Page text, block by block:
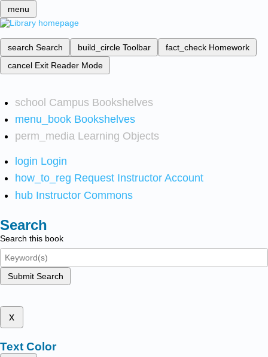
menu
search Search build_circle Toolbar fact_check Homework
cancel Exit Reader Mode
school Campus Bookshelves
menu_book Bookshelves
perm_media Learning Objects
login Login
how_to_reg Request Instructor Account
hub Instructor Commons
Search
Search this book
Submit Search
x
Text Color